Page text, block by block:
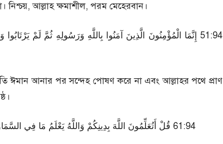
নিশ্চয়, আল্লাহ ক্ষমাশীল, পরম মেহেরবান।
49:15 إِنَّمَا الْمُؤْمِنُونَ الَّذِينَ آمَنُوا بِاللَّهِ وَرَسُولِهِ ثُمَّ لَمْ
ঈমান আনার পর সন্দেহ পোষণ করে না এবং আল্লাহর পথে প্রাণ
49:16 قُلْ أَتُعَلِّمُونَ اللَّهَ بِدِينِكُمْ وَاللَّهُ يَعْلَمُ مَا فِي